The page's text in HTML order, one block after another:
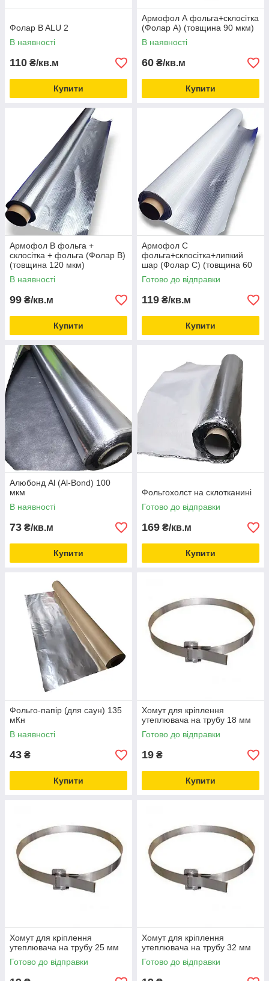
Фолар B ALU 2
В наявності
110 ₴/кв.м
Купити
Армофол А фольга+склосітка
(Фолар А) (товщина 90 мкм)
В наявності
60 ₴/кв.м
Купити
Армофол В фольга +
склосітка + фольга (Фолар В)
(товщина 120 мкм)
В наявності
99 ₴/кв.м
Купити
Армофол С
фольга+склосітка+липкий
шар (Фолар С) (товщина 60
мкм)
Готово до відправки
119 ₴/кв.м
Купити
Алюбонд Al (Al-Bond) 100
мкм
В наявності
73 ₴/кв.м
Купити
Фольгохолст на склотканині
Готово до відправки
169 ₴/кв.м
Купити
Фольго-папір (для саун) 135
мКн
В наявності
43 ₴
Купити
Хомут для кріплення
утеплювача на трубу 18 мм
Готово до відправки
19 ₴
Купити
Хомут для кріплення
утеплювача на трубу 25 мм
Готово до відправки
Хомут для кріплення
утеплювача на трубу 32 мм
Готово до відправки